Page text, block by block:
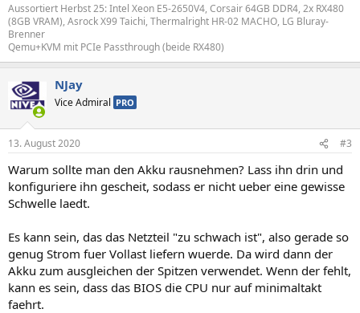
Aussortiert Herbst 25: Intel Xeon E5-2650V4, Corsair 64GB DDR4, 2x RX480
(8GB VRAM), Asrock X99 Taichi, Thermalright HR-02 MACHO, LG Bluray-
Brenner
Qemu+KVM mit PCIe Passthrough (beide RX480)
NJay
Vice Admiral PRO
13. August 2020 #3
Warum sollte man den Akku rausnehmen? Lass ihn drin und
konfiguriere ihn gescheit, sodass er nicht ueber eine gewisse
Schwelle laedt.
Es kann sein, das das Netzteil "zu schwach ist", also gerade so
genug Strom fuer Vollast liefern wuerde. Da wird dann der
Akku zum ausgleichen der Spitzen verwendet. Wenn der fehlt,
kann es sein, dass das BIOS die CPU nur auf minimaltakt
faehrt.